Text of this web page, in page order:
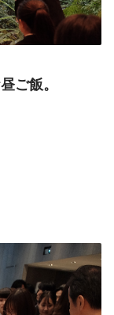
ご飯。